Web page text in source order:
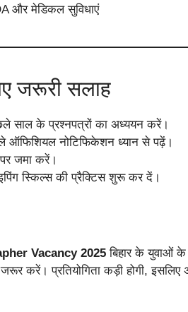
और मेडिकल सुविधाएं
जरूरी सलाह
साल के प्रश्नपत्रों का अध्ययन करें।
नोटिफिकेशन ध्यान से पढ़ें।
जमा करें।
स्किल्स की प्रैक्टिस शुरू कर दें।
Vacancy 2025 बिहार के युवाओं
करें। प्रतियोगिता कड़ी होगी, इसलिए